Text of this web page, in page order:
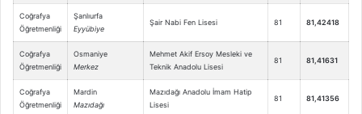
Coğrafya
Öğretmenliği
Şanlıurfa
Eyyübiye
Şair Nabi Fen Lisesi 81 81,42418
Coğrafya
Öğretmenliği
Osmaniye
Merkez
Mehmet Akif Ersoy Mesleki ve
Teknik Anadolu Lisesi
81 81,41631
Coğrafya
Öğretmenliği
Mardin
Mazıdağı
Mazıdağı Anadolu İmam Hatip
Lisesi
81 81,41356